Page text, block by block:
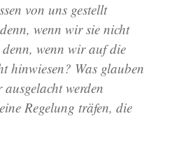
von uns gestellt
wenn wir sie nicht
wenn wir auf die
hinwiesen? Was glauben
werden
Regelung träfen, die